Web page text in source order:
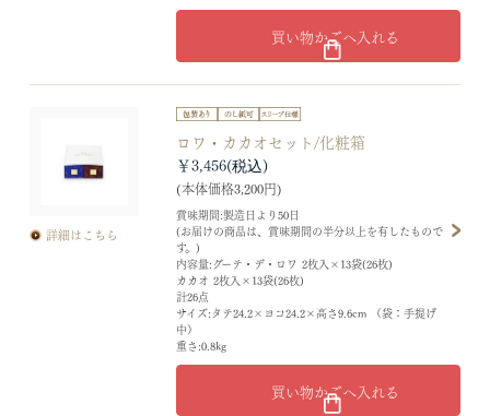
買い物かごへ入れる
詳細はこちら
ロワ・カカオセット/化粧箱
賞味期間:製造日より50日
(お届けの商品は、賞味期間の半分以上を有したもので
す。)
内容量:グーテ・デ・ロワ 2枚入×13袋(26枚)
カカオ 2枚入×13袋(26枚)
計26点
サイズ:タテ24.2×ヨコ24.2×高さ9.6cm （袋：手提げ
中）
重さ:0.8kg
￥3,456
(本体価格3,200円)
買い物かごへ入れる